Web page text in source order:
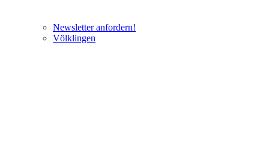
Newsletter anfordern!
Völklingen